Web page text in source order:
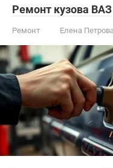
Ремонт кузова ВАЗ
Ремонт Елена